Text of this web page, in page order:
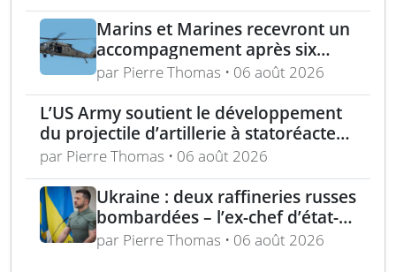
Marins et Marines recevront un
accompagnement après six
mois d’exemptions médicales
au rasage
par Pierre Thomas • 06 août 2026
L’US Army soutient le développement
du projectile d’artillerie à statoréacteur
150 km de Tiberius
par Pierre Thomas • 06 août 2026
Ukraine : deux raffineries russes
bombardées – l’ex-chef d’état-
major ukrainien juge l’OTAN
par Pierre Thomas • 06 août 2026